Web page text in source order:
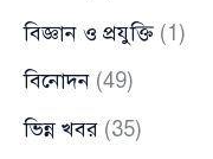
বিজ্ঞান ও প্রযুক্তি (1)
বিনোদন (49)
ভিন্ন খবর (35)